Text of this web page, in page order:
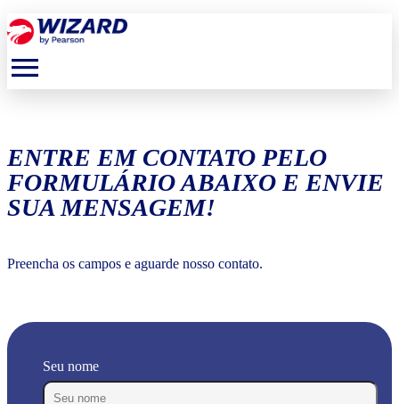
menu
ENTRE EM CONTATO PELO
FORMULÁRIO ABAIXO E ENVIE
SUA MENSAGEM!
Preencha os campos e aguarde nosso contato.
Seu nome